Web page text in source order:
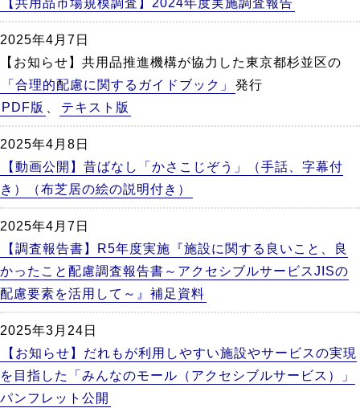
2025年4月7日
【お知らせ】共用品推進機構が協力した東京都杉並区の
「合理的配慮に関するガイドブック」
発行
PDF版
テキスト版
2025年4月8日
【動画公開】昔ばなし「かさこじぞう」（手話、字幕付
き）（布芝居の絵の説明付き）
2025年4月7日
【調査報告書】R5年度実施『施設に関する良いこと、良
かったこと配慮調査報告書～アクセシブルサービスJISの
配慮要素を活用して～』補足資料
2025年3月24日
【お知らせ】だれもが利用しやすい施設やサービスの実現
を目指した「みんなのモール（アクセシブルサービス）」
パンフレット公開